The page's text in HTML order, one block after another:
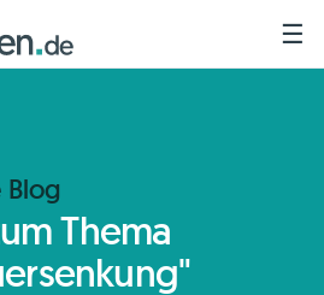
☰
Blog
Thema